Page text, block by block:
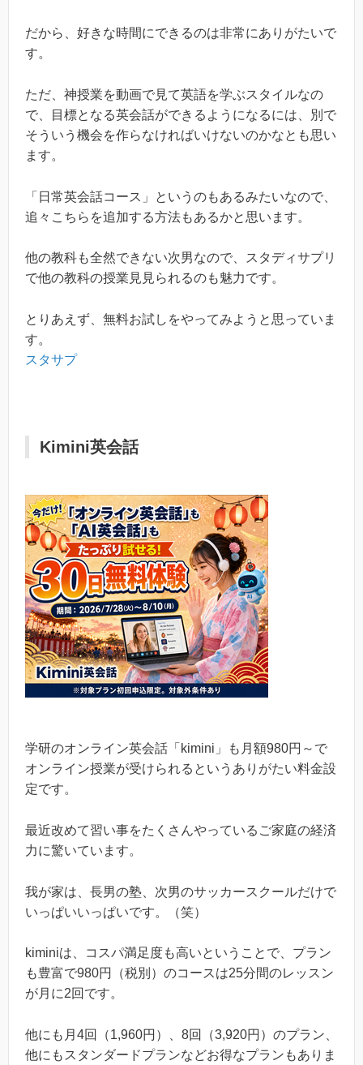
だから、好きな時間にできるのは非常にありがたいで
す。
ただ、神授業を動画で見て英語を学ぶスタイルなの
で、目標となる英会話ができるようになるには、別で
そういう機会を作らなければいけないのかなとも思い
ます。
「日常英会話コース」というのもあるみたいなので、
追々こちらを追加する方法もあるかと思います。
他の教科も全然できない次男なので、スタディサプリ
で他の教科の授業見見られるのも魅力です。
とりあえず、無料お試しをやってみようと思っていま
す。
スタサプ
Kimini英会話
学研のオンライン英会話「kimini」も月額980円～で
オンライン授業が受けられるというありがたい料金設
定です。
最近改めて習い事をたくさんやっているご家庭の経済
力に驚いています。
我が家は、長男の塾、次男のサッカースクールだけで
いっぱいいっぱいです。（笑）
kiminiは、コスパ満足度も高いということで、プラン
も豊富で980円（税別）のコースは25分間のレッスン
が月に2回です。
他にも月4回（1,960円）、8回（3,920円）のプラン、
他にもスタンダードプランなどお得なプランもありま